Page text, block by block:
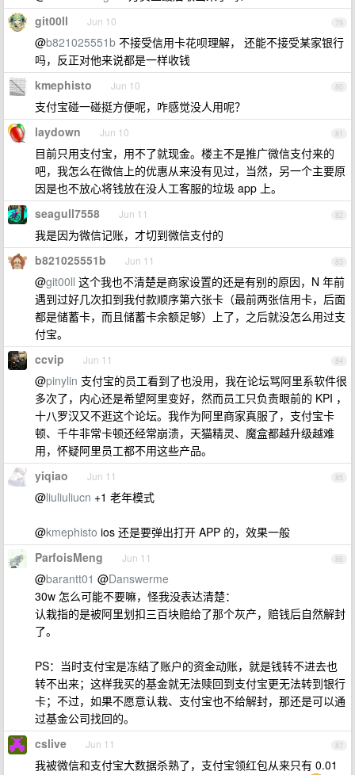
79
git00ll Jun 10
@b821025551b 不接受信用卡花呗理解， 还能不接受某家银行
吗，反正对他来说都是一样收钱
80
kmephisto Jun 10
支付宝碰一碰挺方便呢，咋感觉没人用呢？
81
laydown Jun 10
目前只用支付宝，用不了就现金。楼主不是推广微信支付来的
吧，我怎么在微信上的优惠从来没有见过，当然，另一个主要原
因是也不放心将钱放在没人工客服的垃圾 app 上。
82
seagull7558 Jun 11
我是因为微信记账，才切到微信支付的
83
b821025551b Jun 11
@git00ll 这个我也不清楚是商家设置的还是有别的原因，N 年前
遇到过好几次扣到我付款顺序第六张卡（最前两张信用卡，后面
都是储蓄卡，而且储蓄卡余额足够）上了，之后就没怎么用过支
付宝。
84
ccvip Jun 11
@pinylin 支付宝的员工看到了也没用，我在论坛骂阿里系软件很
多次了，内心还是希望阿里变好，然而员工只负责眼前的 KPI ，
十八罗汉又不逛这个论坛。我作为阿里商家真服了，支付宝卡
顿、千牛非常卡顿还经常崩溃，天猫精灵、魔盒都越升级越难
用，怀疑阿里员工都不用这些产品。
85
yiqiao Jun 11
@liuliuliucn +1 老年模式
@kmephisto ios 还是要弹出打开 APP 的，效果一般
86
ParfoisMeng Jun 11
@barantt01 @Danswerme
30w 怎么可能不要嘛，怪我没表达清楚：
认栽指的是被阿里划扣三百块赔给了那个灰产，赔钱后自然解封
了。
PS：当时支付宝是冻结了账户的资金动账，就是钱转不进去也
转不出来；这样我买的基金就无法赎回到支付宝更无法转到银行
卡；不过，如果不愿意认栽、支付宝也不给解封，那还是可以通
过基金公司找回的。
87
cslive Jun 11
我被微信和支付宝大数据杀熟了，支付宝领红包从来只有 0.01